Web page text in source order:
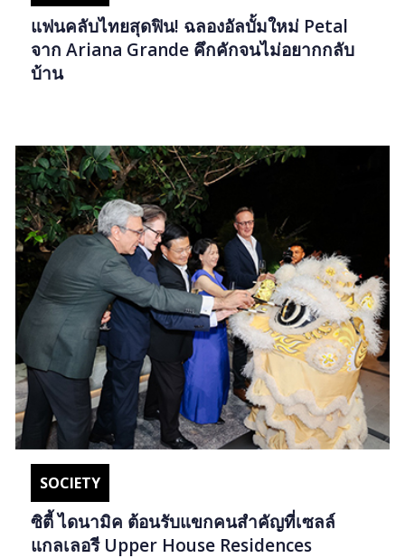
แฟนคลับไทยสุดฟิน! ฉลองอัลบั้มใหม่ Petal
จาก Ariana Grande คึกคักจนไม่อยากกลับ
บ้าน
SOCIETY
ซิตี้ ไดนามิค ต้อนรับแขกคนสำคัญที่เซลล์
แกลเลอรี Upper House Residences